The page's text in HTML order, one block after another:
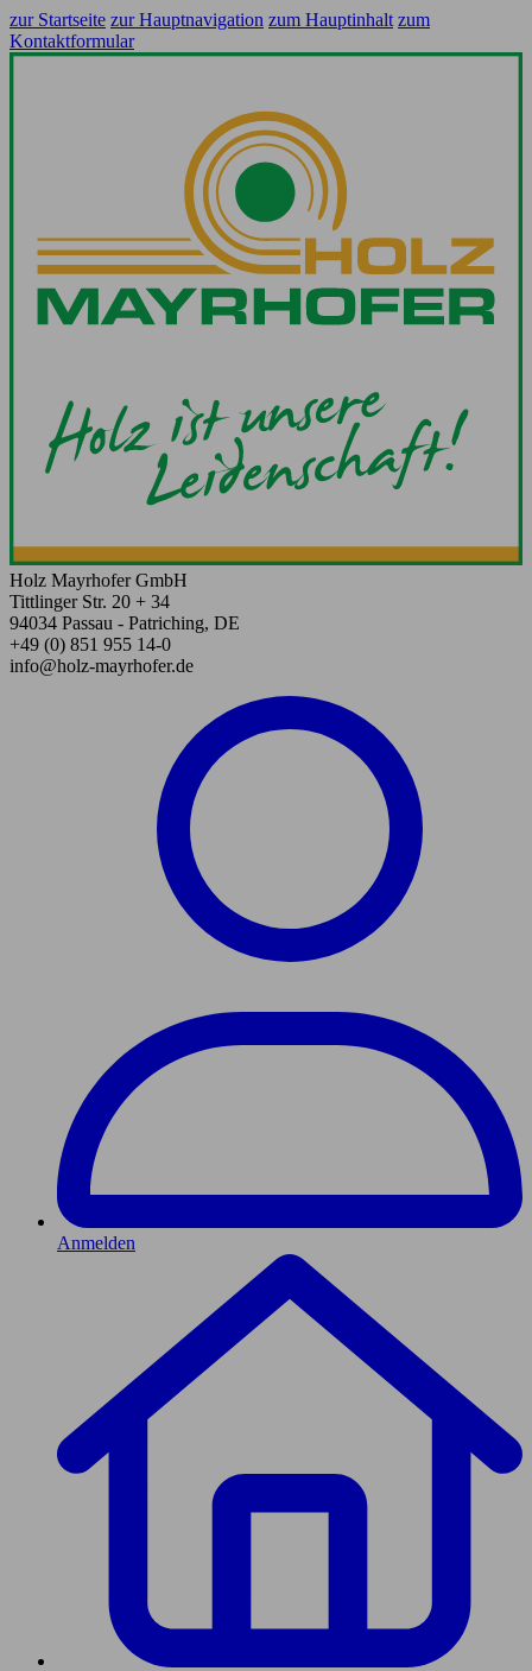
zur Startseite zur Hauptnavigation zum Hauptinhalt zum
Kontaktformular
Holz Mayrhofer GmbH
Tittlinger Str. 20 + 34
94034 Passau - Patriching, DE
+49 (0) 851 955 14-0
info@holz-mayrhofer.de
Anmelden